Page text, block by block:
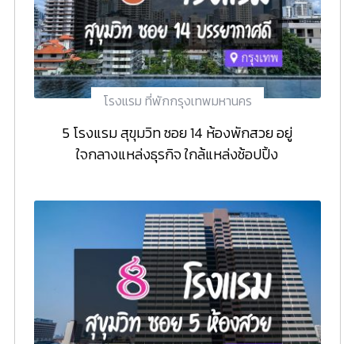
โรงแรม ที่พักกรุงเทพมหานคร
5 โรงแรม สุขุมวิท ซอย 14 ห้องพักสวย อยู่
ใจกลางแหล่งธุรกิจ ใกล้แหล่งช้อปปิ้ง